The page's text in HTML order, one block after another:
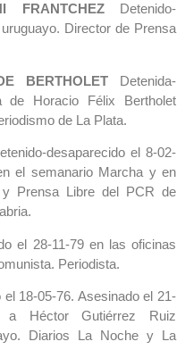
FRANTCHEZDetenido-
Director de Prensa
BERTHOLETDetenida-
de Horacio Félix Bertholet
de La Plata.
desaparecido el 8-02-
el semanario Marcha y en
Prensa Libre del PCR de
el 28-11-79 en las oficinas
Periodista.
el 18-05-76. Asesinado el 21-
Héctor Gutiérrez Ruiz
Diarios La Noche y La